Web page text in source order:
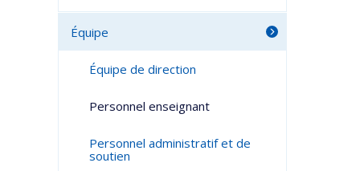
Équipe
Équipe de direction
Personnel enseignant
Personnel administratif et de
soutien